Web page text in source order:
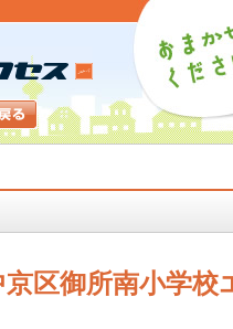
京区御所南小学